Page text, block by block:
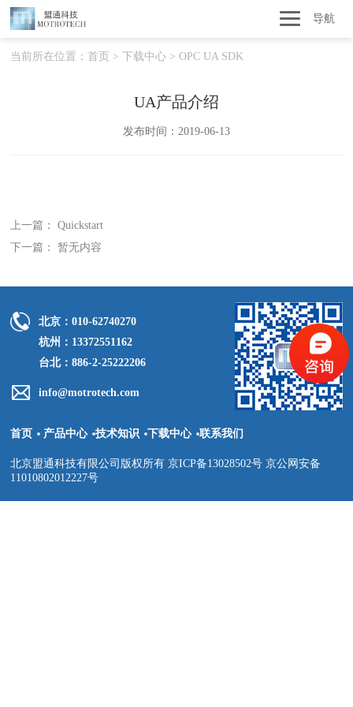
导航
当前所在位置：首页 >下载中心 >OPC UA SDK
UA产品介绍
发布时间：2019-06-13
上一篇： Quickstart
下一篇： 暂无内容
北京：010-62740270
杭州：13372551162
台北：886-2-25222206
info@motrotech.com
首页 产品中心 技术知识 下载中心 联系我们
北京盟通科技有限公司版权所有 京ICP备13028502号 京公网安备
11010802012227号